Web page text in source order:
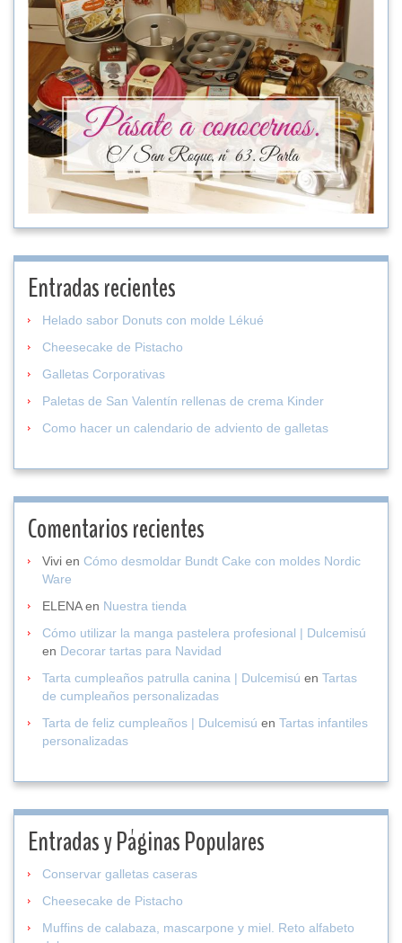
Entradas recientes
Helado sabor Donuts con molde Lékué
Cheesecake de Pistacho
Galletas Corporativas
Paletas de San Valentín rellenas de crema Kinder
Como hacer un calendario de adviento de galletas
Comentarios recientes
Vivi en Cómo desmoldar Bundt Cake con moldes Nordic
Ware
ELENAen Nuestra tienda
Cómo utilizar la manga pastelera profesional | Dulcemisú
en Decorar tartas para Navidad
Tarta cumpleaños patrulla canina | Dulcemisú en Tartas
de cumpleaños personalizadas
Tarta de feliz cumpleaños | Dulcemisú en Tartas infantiles
personalizadas
Entradas y Páginas Populares
Conservar galletas caseras
Cheesecake de Pistacho
Muffins de calabaza, mascarpone y miel. Reto alfabeto